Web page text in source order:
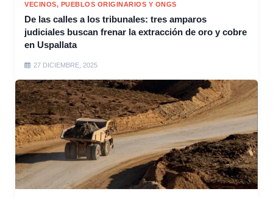
VECINOS, PUEBLOS ORIGINARIOS Y ONGS
De las calles a los tribunales: tres amparos
judiciales buscan frenar la extracción de oro y cobre
en Uspallata
27 DICIEMBRE, 2025